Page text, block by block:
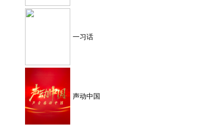
一习话
声动中国